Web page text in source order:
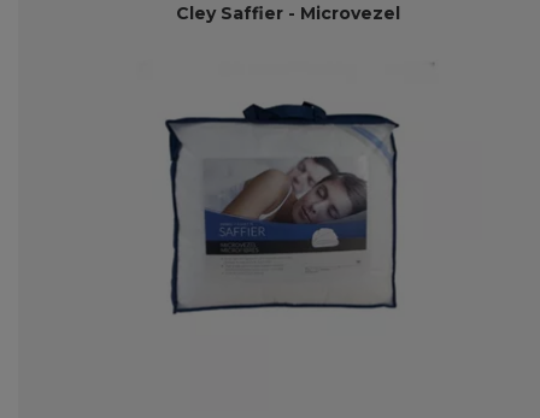
Cley Saffier - Microvezel